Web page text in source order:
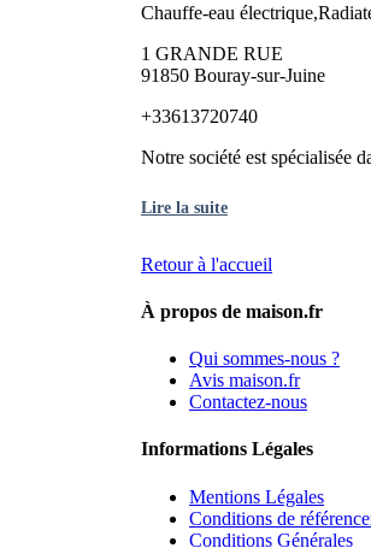
Chauffe-eau
1 GRANDE RUE
91850 Bouray-sur-Juine
+33613720740
Notre société est spécialisée
Lire la suite
Retour à l'accueil
À propos de maison.fr
Qui sommes-nous ?
Avis maison.fr
Contactez-nous
Informations Légales
Mentions Légales
Conditions de
Conditions Générales